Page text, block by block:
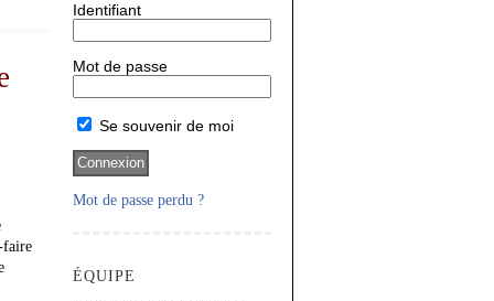
faire
Identifiant
Mot de passe
Se souvenir de moi
Mot de passe perdu ?
ÉQUIPE